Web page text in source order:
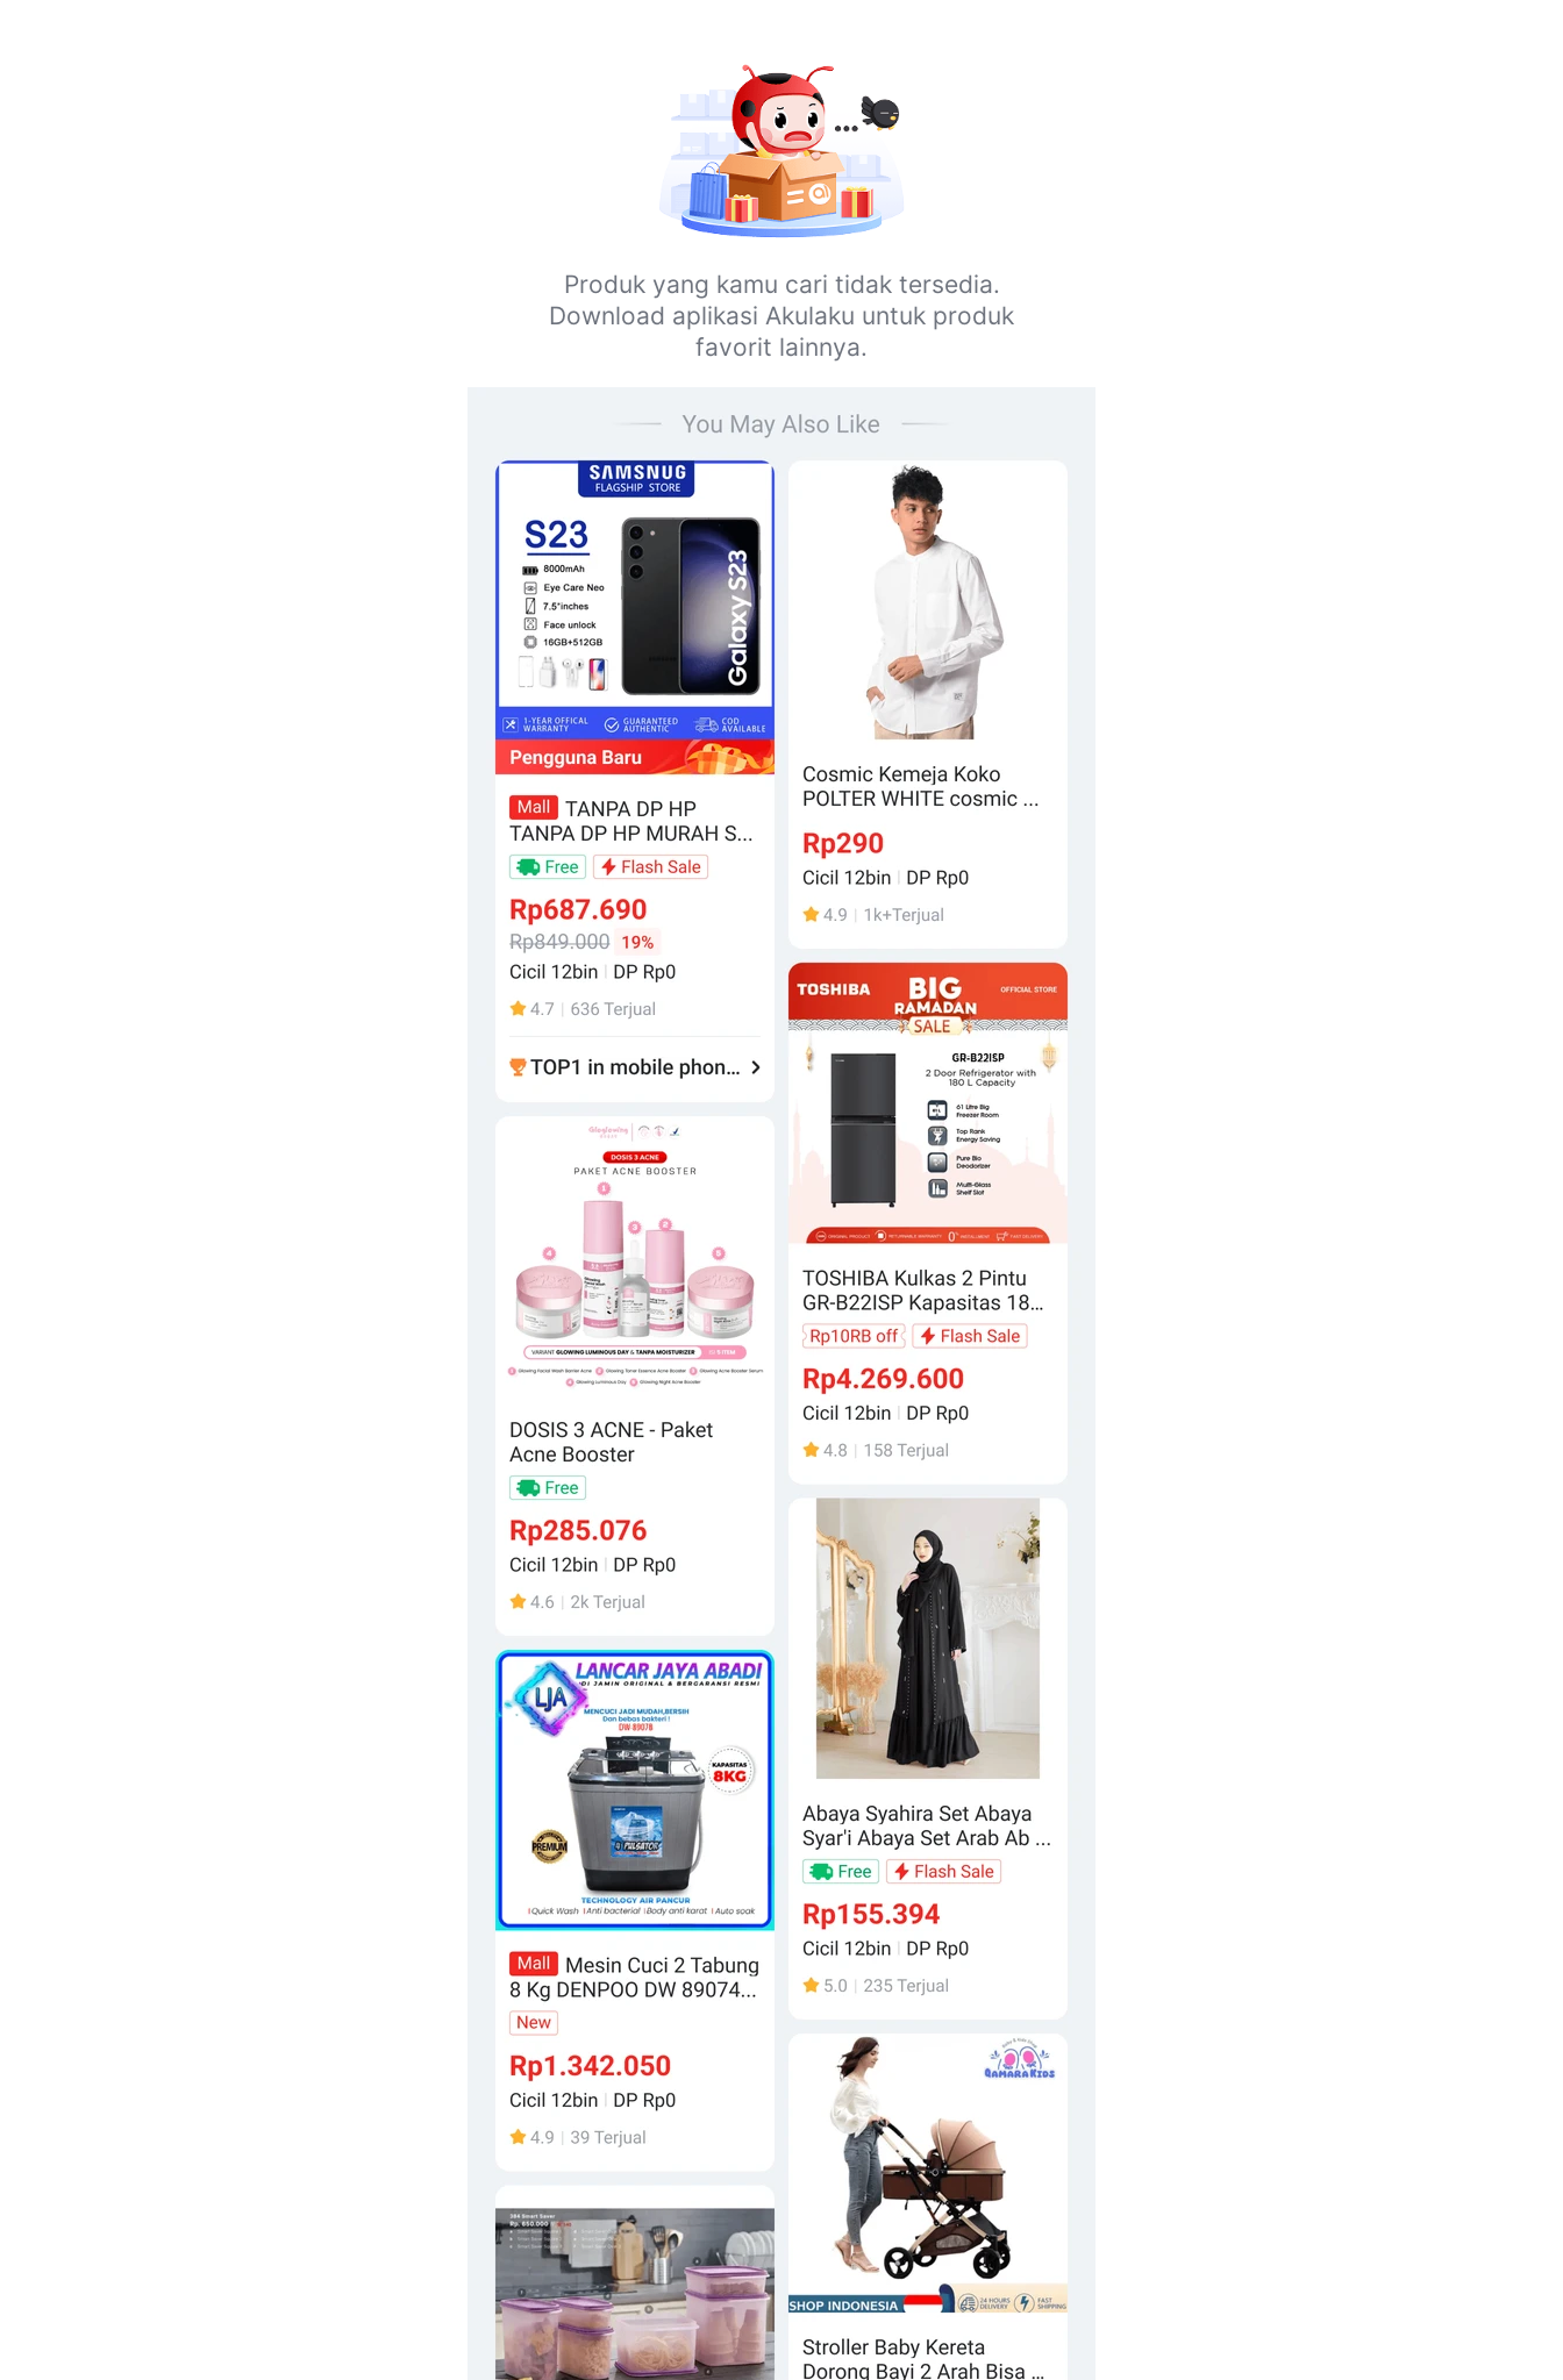
Produk yang kamu cari tidak tersedia.
Download aplikasi Akulaku untuk produk
favorit lainnya.